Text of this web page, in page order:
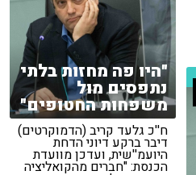
"היו פה מחזות בלתי
נתפסים מול
משפחות החטופים"
ח''כ גלעד קריב (הדמוקרטים)
דיבר ברקע דיוני הדחת
היועמ''שית, ועדכן מוועדת
הכנסת: "חברים מהקואליציה